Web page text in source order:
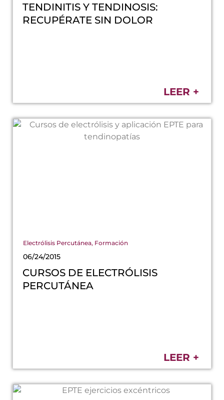
TENDINITIS Y TENDINOSIS:
RECUPÉRATE SIN DOLOR
LEER +
Electrólisis Percutánea, Formación
06/24/2015
CURSOS DE ELECTRÓLISIS
PERCUTÁNEA
LEER +